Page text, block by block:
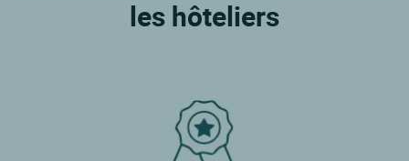
les hôteliers